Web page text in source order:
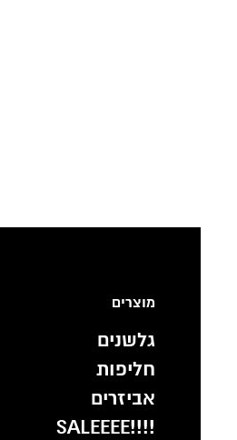
מוצרים
גלשנים
חליפות
אביזרים
!!!!SALEEEE